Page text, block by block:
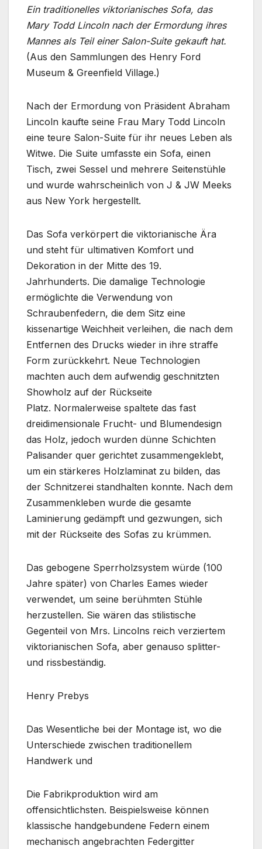
Ein traditionelles viktorianisches Sofa, das
Mary Todd Lincoln nach der Ermordung ihres
Mannes als Teil einer Salon-Suite gekauft hat.
(Aus den Sammlungen des Henry Ford
Museum & Greenfield Village.)
Nach der Ermordung von Präsident Abraham
Lincoln kaufte seine Frau Mary Todd Lincoln
eine teure Salon-Suite für ihr neues Leben als
Witwe. Die Suite umfasste ein Sofa, einen
Tisch, zwei Sessel und mehrere Seitenstühle
und wurde wahrscheinlich von J & JW Meeks
aus New York hergestellt.
Das Sofa verkörpert die viktorianische Ära
und steht für ultimativen Komfort und
Dekoration in der Mitte des 19.
Jahrhunderts. Die damalige Technologie
ermöglichte die Verwendung von
Schraubenfedern, die dem Sitz eine
kissenartige Weichheit verleihen, die nach dem
Entfernen des Drucks wieder in ihre straffe
Form zurückkehrt. Neue Technologien
machten auch dem aufwendig geschnitzten
Showholz auf der Rückseite
Platz. Normalerweise spaltete das fast
dreidimensionale Frucht- und Blumendesign
das Holz, jedoch wurden dünne Schichten
Palisander quer gerichtet zusammengeklebt,
um ein stärkeres Holzlaminat zu bilden, das
der Schnitzerei standhalten konnte. Nach dem
Zusammenkleben wurde die gesamte
Laminierung gedämpft und gezwungen, sich
mit der Rückseite des Sofas zu krümmen.
Das gebogene Sperrholzsystem würde (100
Jahre später) von Charles Eames wieder
verwendet, um seine berühmten Stühle
herzustellen. Sie wären das stilistische
Gegenteil von Mrs. Lincolns reich verziertem
viktorianischen Sofa, aber genauso splitter-
und rissbeständig.
Henry Prebys
Das Wesentliche bei der Montage ist, wo die
Unterschiede zwischen traditionellem
Handwerk und
Die Fabrikproduktion wird am
offensichtlichsten. Beispielsweise können
klassische handgebundene Federn einem
mechanisch angebrachten Federgitter